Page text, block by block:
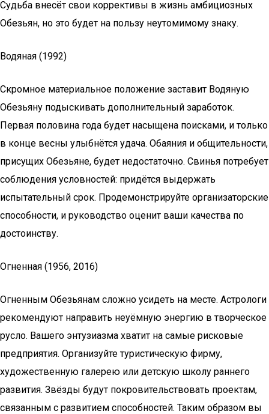
Судьба внесёт свои коррективы в жизнь амбициозных
Обезьян, но это будет на пользу неутомимому знаку.
Водяная (1992)
Скромное материальное положение заставит Водяную
Обезьяну подыскивать дополнительный заработок.
Первая половина года будет насыщена поисками, и только
в конце весны улыбнётся удача. Обаяния и общительности,
присущих Обезьяне, будет недостаточно. Свинья потребует
соблюдения условностей: придётся выдержать
испытательный срок. Продемонстрируйте организаторские
способности, и руководство оценит ваши качества по
достоинству.
Огненная (1956, 2016)
Огненным Обезьянам сложно усидеть на месте. Астрологи
рекомендуют направить неуёмную энергию в творческое
русло. Вашего энтузиазма хватит на самые рисковые
предприятия. Организуйте туристическую фирму,
художественную галерею или детскую школу раннего
развития. Звёзды будут покровительствовать проектам,
связанным с развитием способностей. Таким образом вы